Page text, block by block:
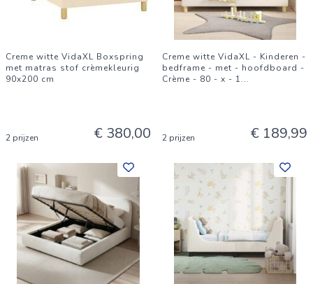
Creme witte VidaXL Boxspring
met matras stof crèmekleurig
90x200 cm
2 prijzen € 380,00
Creme witte VidaXL - Kinderen -
bedframe - met - hoofdboard -
Crème - 80 - x - 1...
2 prijzen € 189,99